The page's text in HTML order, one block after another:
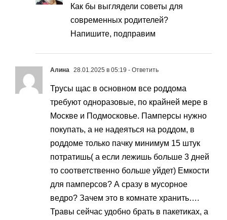
Как бы выглядели советы для
современных родителей?
Напишите, подправим
Алина 28.01.2025 в 05:19 - Ответить
Трусы щас в основном все роддома
требуют одноразовые, по крайней мере в
Москве и Подмосковье. Памперсы нужно
покупать, а не надеяться на роддом, в
роддоме только пачку минимум 15 штук
потратишь( а если лежишь больше 3 дней
то соответственно больше уйдет) Емкости
для памперсов? А сразу в мусорное
ведро? Зачем это в комнате хранить….
Травы сейчас удобно брать в пакетиках, а